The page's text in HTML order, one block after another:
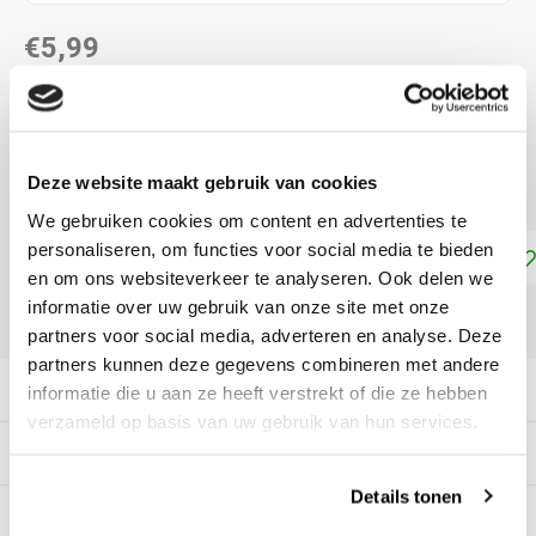
Deze website maakt gebruik van cookies
We gebruiken cookies om content en advertenties te
personaliseren, om functies voor social media te bieden
en om ons websiteverkeer te analyseren. Ook delen we
informatie over uw gebruik van onze site met onze
partners voor social media, adverteren en analyse. Deze
partners kunnen deze gegevens combineren met andere
informatie die u aan ze heeft verstrekt of die ze hebben
verzameld op basis van uw gebruik van hun services.
Details tonen
€5,99
DIRECT LEVERBAAR
meer
Toevoegen aan winkelwagen
Productomschrijving